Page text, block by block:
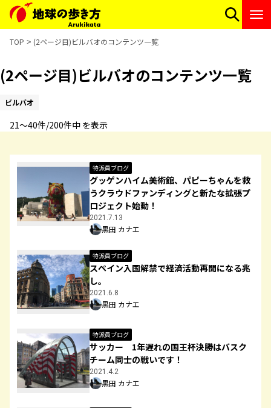
TOP (2ページ目)ビルバオのコンテンツ一覧
(2ページ目)ビルバオのコンテンツ一覧
ビルバオ
21〜40件/200件中 を表示
特派員ブログ
グッゲンハイム美術館、パピーちゃんを救
うクラウドファンディングと新たな拡張プ
ロジェクト始動！
2021.7.13
黒田 カナエ
特派員ブログ
スペイン入国解禁で経済活動再開になる兆
し。
2021.6.8
黒田 カナエ
特派員ブログ
サッカー 1年遅れの国王杯決勝はバスク
チーム同士の戦いです！
2021.4.2
黒田 カナエ